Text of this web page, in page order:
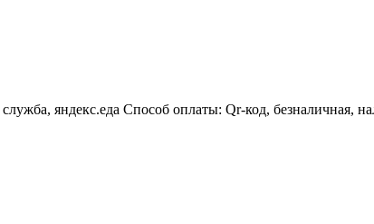
яндекс.еда Способ оплаты: Qr-код, безналичная,